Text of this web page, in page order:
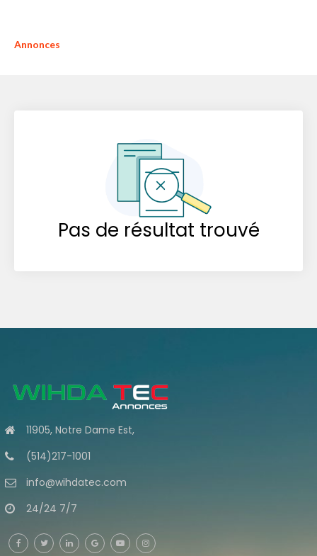
Annonces
Pas de résultat trouvé
11905, Notre Dame Est,
(514)217-1001
info@wihdatec.com
24/24 7/7